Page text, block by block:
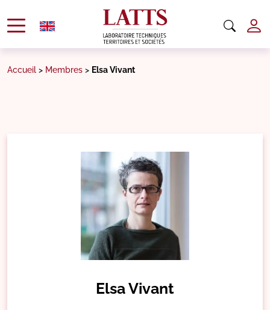
Accueil > Membres > Elsa Vivant
Elsa Vivant